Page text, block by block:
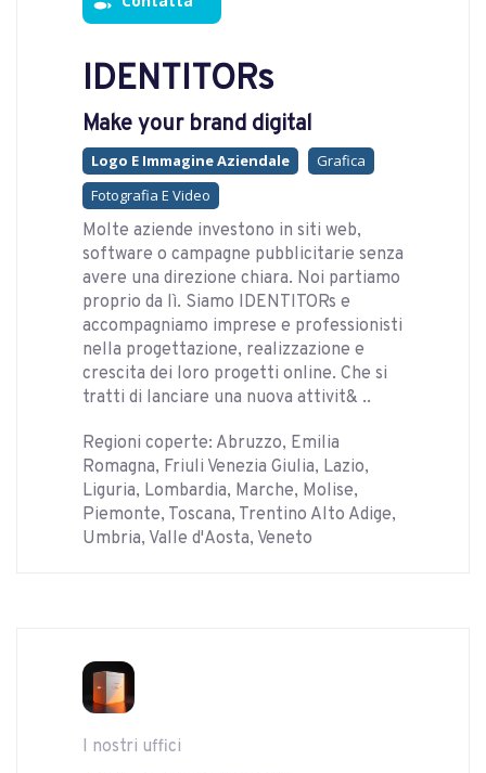
IDENTITORs
Make your brand digital
Logo E Immagine Aziendale
Grafica
Fotografia E Video
Molte aziende investono in siti web,
software o campagne pubblicitarie senza
avere una direzione chiara. Noi partiamo
proprio da lì. Siamo IDENTITORs e
accompagniamo imprese e professionisti
nella progettazione, realizzazione e
crescita dei loro progetti online. Che si
tratti di lanciare una nuova attivit& ..
Regioni coperte: Abruzzo, Emilia
Romagna, Friuli Venezia Giulia, Lazio,
Liguria, Lombardia, Marche, Molise,
Piemonte, Toscana, Trentino Alto Adige,
Umbria, Valle d'Aosta, Veneto
I nostri uffici